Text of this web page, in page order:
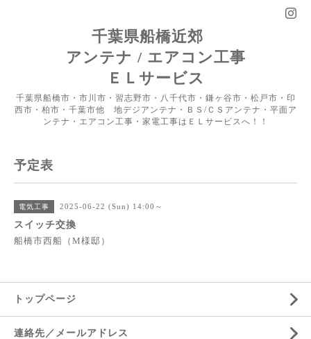
千葉県船橋近郊
アンテナ / エアコン工事
ＥＬサービス
千葉県船橋市・市川市・習志野市・八千代市・鎌ヶ谷市・松戸市・印
西市・柏市・千葉市他 地デジアンテナ・ＢＳ/ＣＳアンテナ・平面ア
ンテナ・エアコン工事・家電工事はＥＬサービスへ！！
予定表
電気工事 2025-06-22 (Sun) 14:00～
スイッチ交換
船橋市西船（M様邸）
トップページ
連絡先／メールアドレス